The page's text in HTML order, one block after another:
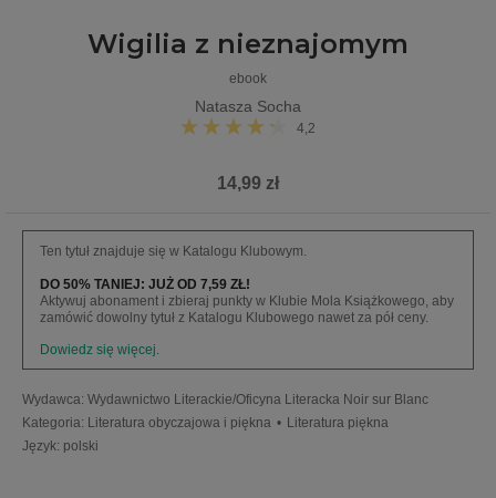
Wigilia z nieznajomym
ebook
Natasza Socha
4,2
14,99 zł
Ten tytuł znajduje się w Katalogu Klubowym.
DO 50% TANIEJ: JUŻ OD 7,59 ZŁ!
Aktywuj abonament i zbieraj punkty w Klubie Mola Książkowego, aby
zamówić dowolny tytuł z Katalogu Klubowego nawet za pół ceny.
Dowiedz się więcej.
Wydawca: Wydawnictwo Literackie/Oficyna Literacka Noir sur Blanc
Kategoria: Literatura obyczajowa i piękna • Literatura piękna
Język: polski